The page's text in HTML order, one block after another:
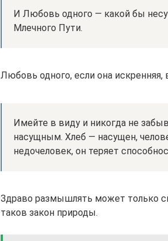
И Любовь одного — какой бы
Млечного Пути.
Любовь одного, если она
Имейте в виду и никогда не
насущным. Хлеб — насущен,
недочеловек, он теряет
Здраво размышлять может только
таков закон природы.